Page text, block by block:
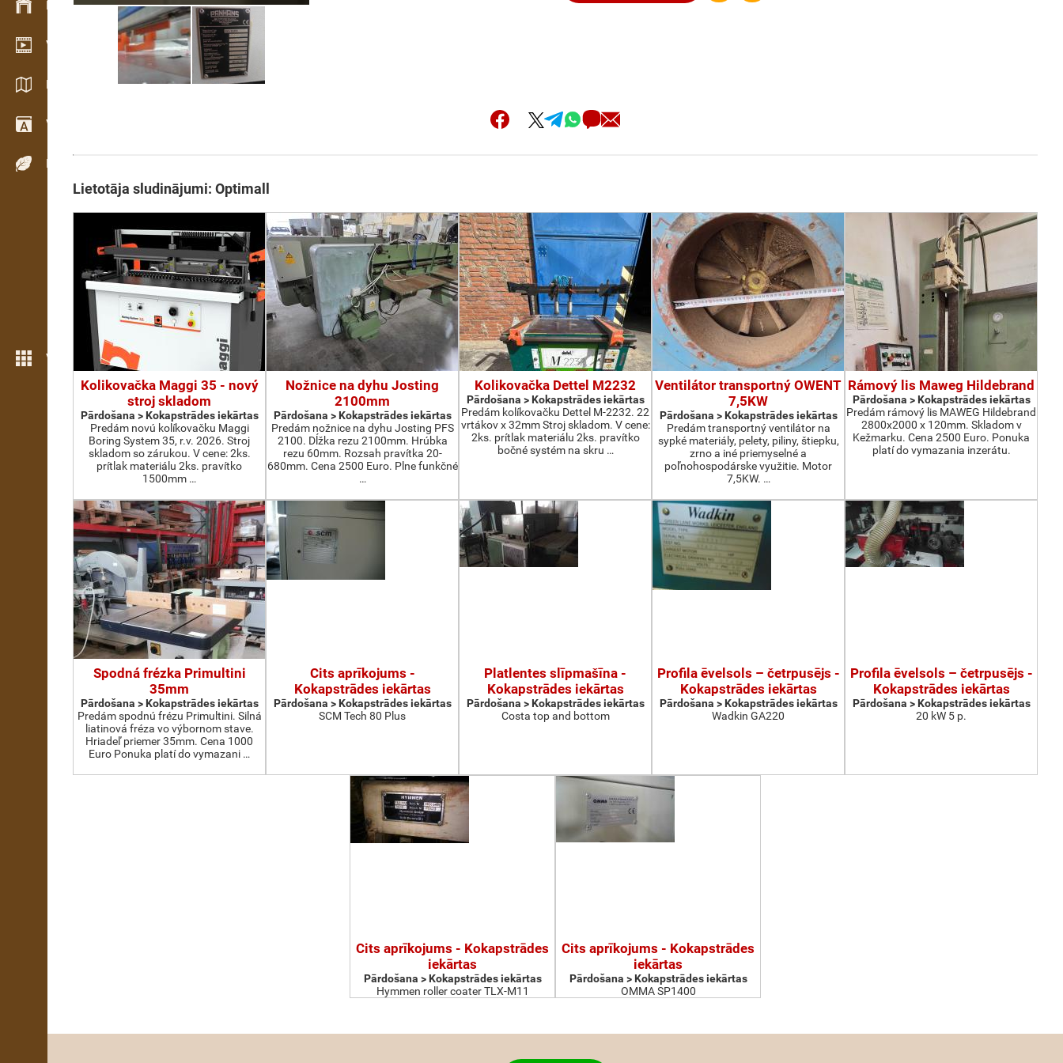
Krājumu vadība
Video telpa
Katalogi / Brošūras
Vārdnīca
Koku sugas
Vairāk iezīmju
Lietotāja sludinājumi: Optimall
Kolikovačka Maggi 35 - nový
stroj skladom
Pārdošana > Kokapstrādes iekārtas
Predám novú kolíkovačku Maggi
Boring System 35, r.v. 2026. Stroj
skladom so zárukou. V cene: 2ks.
prítlak materiálu 2ks. pravítko
1500mm …
Nožnice na dyhu Josting
2100mm
Pārdošana > Kokapstrādes iekārtas
Predám nožnice na dyhu Josting PFS
2100. Dĺžka rezu 2100mm. Hrúbka
rezu 60mm. Rozsah pravítka 20-
680mm. Cena 2500 Euro. Plne funkčné
…
Kolikovačka Dettel M2232
Pārdošana > Kokapstrādes iekārtas
Predám kolíkovačku Dettel M-2232. 22
vrtákov x 32mm Stroj skladom. V cene:
2ks. prítlak materiálu 2ks. pravítko
bočné systém na skru …
Ventilátor transportný OWENT
7,5KW
Pārdošana > Kokapstrādes iekārtas
Predám transportný ventilátor na
sypké materiály, pelety, piliny, štiepku,
zrno a iné priemyselné a
poľnohospodárske využitie. Motor
7,5KW. …
Rámový lis Maweg Hildebrand
Pārdošana > Kokapstrādes iekārtas
Predám rámový lis MAWEG Hildebrand
2800x2000 x 120mm. Skladom v
Kežmarku. Cena 2500 Euro. Ponuka
platí do vymazania inzerátu.
Spodná frézka Primultini
35mm
Pārdošana > Kokapstrādes iekārtas
Predám spodnú frézu Primultini. Silná
liatinová fréza vo výbornom stave.
Hriadeľ priemer 35mm. Cena 1000
Euro Ponuka platí do vymazani …
Cits aprīkojums -
Kokapstrādes iekārtas
Pārdošana > Kokapstrādes iekārtas
SCM Tech 80 Plus
Platlentes slīpmašīna -
Kokapstrādes iekārtas
Pārdošana > Kokapstrādes iekārtas
Costa top and bottom
Profila ēvelsols – četrpusējs -
Kokapstrādes iekārtas
Pārdošana > Kokapstrādes iekārtas
Wadkin GA220
Profila ēvelsols – četrpusējs -
Kokapstrādes iekārtas
Pārdošana > Kokapstrādes iekārtas
20 kW 5 p.
Cits aprīkojums - Kokapstrādes
iekārtas
Pārdošana > Kokapstrādes iekārtas
Hymmen roller coater TLX-M11
Cits aprīkojums - Kokapstrādes
iekārtas
Pārdošana > Kokapstrādes iekārtas
OMMA SP1400